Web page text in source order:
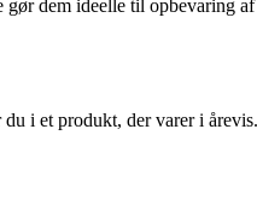
dem ideelle til opbevaring
i et produkt, der varer i